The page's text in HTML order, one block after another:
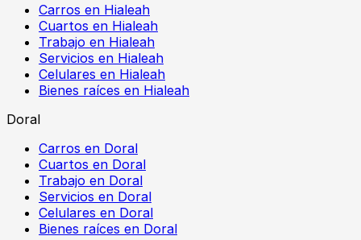
Carros en Hialeah
Cuartos en Hialeah
Trabajo en Hialeah
Servicios en Hialeah
Celulares en Hialeah
Bienes raíces en Hialeah
Doral
Carros en Doral
Cuartos en Doral
Trabajo en Doral
Servicios en Doral
Celulares en Doral
Bienes raíces en Doral